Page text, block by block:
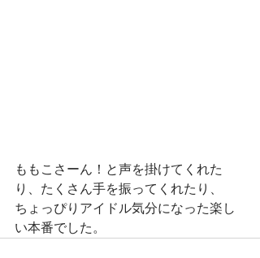
ももこさーん！と声を掛けてくれた
り、たくさん手を振ってくれたり、
ちょっぴりアイドル気分になった楽し
い本番でした。